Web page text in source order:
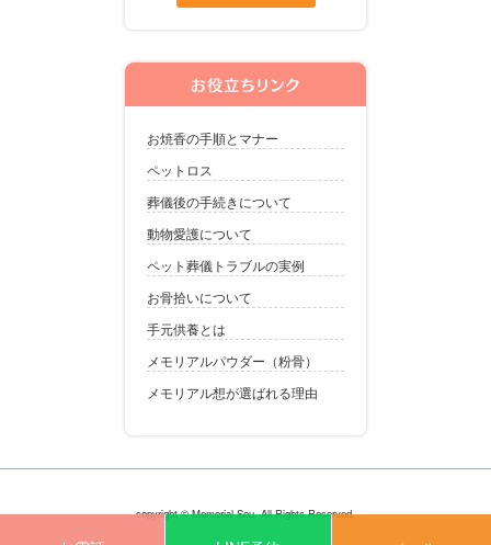
お焼香の手順とマナー
ペットロス
葬儀後の手続きについて
動物愛護について
ペット葬儀トラブルの実例
お骨拾いについて
手元供養とは
メモリアルパウダー（粉骨）
メモリアル想が選ばれる理由
copyright © Memorial Sou. All Rights Reserved.